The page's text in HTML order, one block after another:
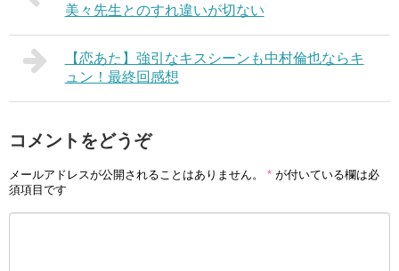
美々先生とのすれ違いが切ない
【恋あた】強引なキスシーンも中村倫也ならキ
ュン！最終回感想
コメントをどうぞ
メールアドレスが公開されることはありません。 * が付いている欄は必
須項目です